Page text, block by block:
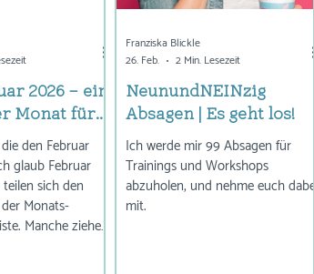
2026 – ein
Monat für...
den Februar
glaub Februar
sich den
Monats-
Manche ziehen
NeunundNEINzig
Absagen | Es geht los!
Ich werde mir 99 Absagen für
Trainings und Workshops
abzuholen, und nehme euch dabei
mit.
Franziska Blickle
26. Feb.
2 Min. Lesezeit